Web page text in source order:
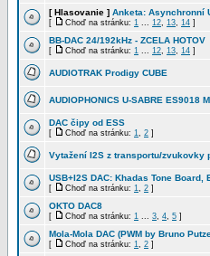
[ Hlasovanie ] Anketa: Asynchronní
[ Choď na stránku: 1 ... 12, 13, 14 ]
BB-DAC 24/192kHz - ZCELA HOTOV
[ Choď na stránku: 1 ... 12, 13, 14 ]
AUDIOTRAK Prodigy CUBE
AUDIOPHONICS U-SABRE ES9018
DAC čipy od ESS
[ Choď na stránku: 1, 2 ]
Vytažení I2S z transportu/zvukovky
USB+I2S DAC: Khadas Tone Board,
[ Choď na stránku: 1, 2 ]
OKTO DAC8
[ Choď na stránku: 1 ... 3, 4, 5 ]
Mola-Mola DAC (PWM by Bruno
[ Choď na stránku: 1, 2 ]